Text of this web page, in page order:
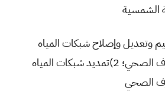
الشمسية
وتعديل وإصلاح شبكات المياه
والصرف الصحي؛ 2)تمديد شبكات المياه
الصحي